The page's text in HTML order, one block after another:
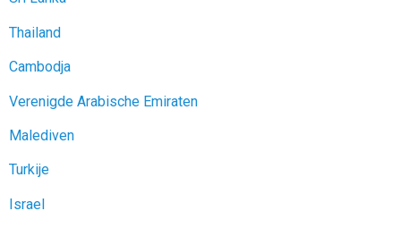
Thailand
Cambodja
Verenigde Arabische Emiraten
Malediven
Turkije
Israel